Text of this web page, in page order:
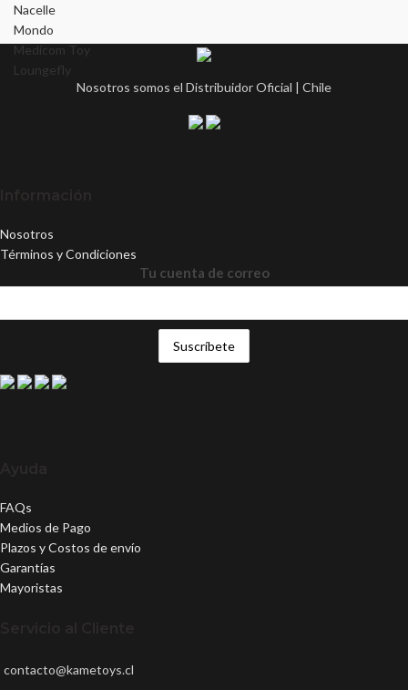
Nacelle
Mondo
Medicom Toy
Loungefly
Nosotros somos el Distribuidor Oficial | Chile
Nosotros
Términos y Condiciones
Tu cuenta de correo
FAQs
Medios de Pago
Plazos y Costos de envío
Garantías
Mayoristas
contacto@kametoys.cl